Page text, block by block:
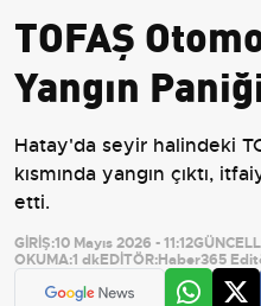
TOFAŞ
Yangın
Hatay'da seyir halindeki
kısmında yangın çıktı,
etti.
GİRİŞ:10 Mayıs 2026 - 11:12
OKUMA:1 dkEDİTÖR:Haber365